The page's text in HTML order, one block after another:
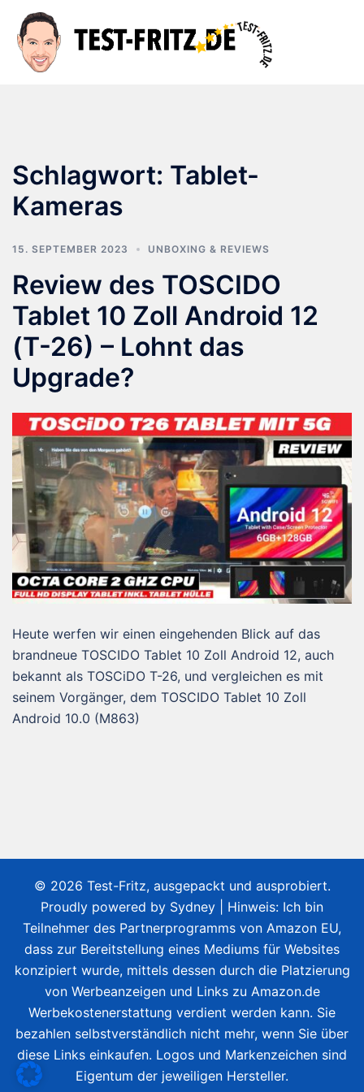
Inhalt
springen
Schlagwort: Tablet-
Kameras
15. SEPTEMBER 2023 UNBOXING & REVIEWS
Review des TOSCIDO
Tablet 10 Zoll Android 12
(T-26) – Lohnt das
Upgrade?
Heute werfen wir einen eingehenden Blick auf das
brandneue TOSCIDO Tablet 10 Zoll Android 12, auch
bekannt als TOSCiDO T-26, und vergleichen es mit
seinem Vorgänger, dem TOSCIDO Tablet 10 Zoll
Android 10.0 (M863)
© 2026 Test-Fritz, ausgepackt und ausprobiert.
Proudly powered by Sydney | Hinweis: Ich bin
Teilnehmer des Partnerprogramms von Amazon EU,
dass zur Bereitstellung eines Mediums für Websites
konzipiert wurde, mittels dessen durch die Platzierung
von Werbeanzeigen und Links zu Amazon.de
Werbekostenerstattung verdient werden kann. Sie
bezahlen selbstverständlich nicht mehr, wenn Sie über
diese Links einkaufen. Logos und Markenzeichen sind
Eigentum der jeweiligen Hersteller.